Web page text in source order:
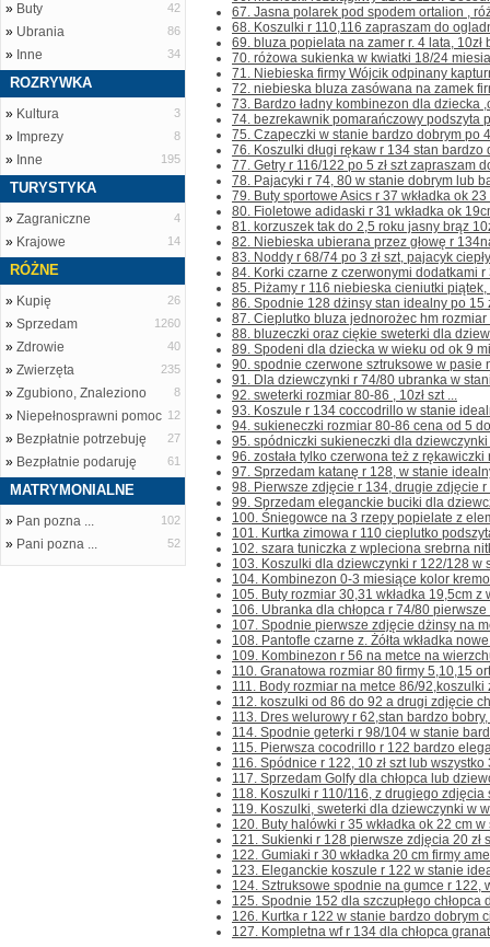
» Buty 42
» Ubrania 86
» Inne 34
ROZRYWKA
» Kultura 3
» Imprezy 8
» Inne 195
TURYSTYKA
» Zagraniczne 4
» Krajowe 14
RÓŻNE
» Kupię 26
» Sprzedam 1260
» Zdrowie 40
» Zwierzęta 235
» Zgubiono, Znaleziono 8
» Niepełnosprawni pomoc 12
» Bezpłatnie potrzebuję 27
» Bezpłatnie podaruję 61
MATRYMONIALNE
» Pan pozna ... 102
» Pani pozna ... 52
67. Jasna polarek pod spodem ortalion ,
68. Koszulki r 110,116 zapraszam do
69. bluza popielata na zamer r. 4 lata, 10zł
70. różowa sukienka w kwiatki 18/24
71. Niebieska firmy Wójcik odpinany
72. niebieska bluza zasówana na zamek
73. Bardzo ładny kombinezon dla dziecka
74. bezrekawnik pomarańczowy podszyta
75. Czapeczki w stanie bardzo dobrym po
76. Koszulki długi rękaw r 134 stan bardzo
77. Getry r 116/122 po 5 zł szt zapraszam
78. Pajacyki r 74, 80 w stanie dobrym lub
79. Buty sportowe Asics r 37 wkładka ok
80. Fioletowe adidaski r 31 wkładka ok
81. korzuszek tak do 2,5 roku jasny brąz
82. Niebieska ubierana przez głowę r
83. Noddy r 68/74 po 3 zł szt, pajacyk
84. Korki czarne z czerwonymi dodatkami r
85. Piżamy r 116 niebieska cieniutki
86. Spodnie 128 dżinsy stan idealny po 15
87. Cieplutko bluza jednorożec hm rozmiar
88. bluzeczki oraz ciękie sweterki dla
89. Spodeni dla dziecka w wieku od ok 9
90. spodnie czerwone sztruksowe w pasie
91. Dla dziewczynki r 74/80 ubranka w
92. sweterki rozmiar 80-86 , 10zł szt ...
93. Koszule r 134 coccodrillo w stanie
94. sukieneczki rozmiar 80-86 cena od 5
95. spódniczki sukieneczki dla
96. została tylko czerwona też z rękawiczki
97. Sprzedam katanę r 128, w stanie
98. Pierwsze zdjęcie r 134, drugie zdjęcie r
99. Sprzedam eleganckie buciki dla
100. Śniegowce na 3 rzepy popielate z
101. Kurtka zimowa r 110 cieplutko
102. szara tuniczka z wpleciona srebrna
103. Koszulki dla dziewczynki r 122/128 w
104. Kombinezon 0-3 miesiące kolor
105. Buty rozmiar 30,31 wkładka 19,5cm z
106. Ubranka dla chłopca r 74/80 pierwsze
107. Spodnie pierwsze zdjęcie dżinsy na
108. Pantofle czarne z. Żółta wkładka
109. Kombinezon r 56 na metce na
110. Granatowa rozmiar 80 firmy 5,10,15
111. Body rozmiar na metce 86/92,koszulki
112. koszulki od 86 do 92 a drugi zdjęcie
113. Dres welurowy r 62,stan bardzo
114. Spodnie geterki r 98/104 w stanie
115. Pierwsza cocodrillo r 122 bardzo
116. Spódnice r 122, 10 zł szt lub wszystko
117. Sprzedam Golfy dla chłopca lub
118. Koszulki r 110/116, z drugiego
119. Koszulki, sweterki dla dziewczynki w
120. Buty halówki r 35 wkładka ok 22 cm
121. Sukienki r 128 pierwsze zdjęcia 20 zł
122. Gumiaki r 30 wkładka 20 cm firmy
123. Eleganckie koszule r 122 w stanie
124. Sztruksowe spodnie na gumce r 122,
125. Spodnie 152 dla szczupłego chłopca
126. Kurtka r 122 w stanie bardzo dobrym
127. Kompletna wf r 134 dla chłopca